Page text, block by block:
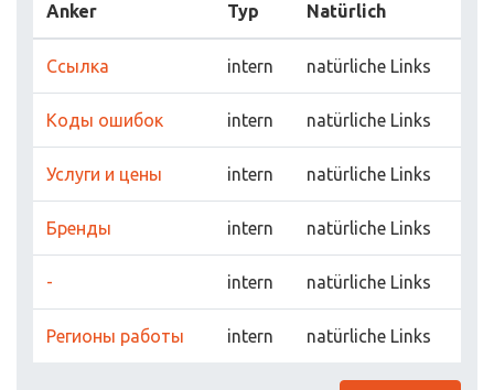
Anker Typ Natürlich
Ссылка intern natürliche Links
Коды ошибок intern natürliche Links
Услуги и цены intern natürliche Links
Бренды intern natürliche Links
- intern natürliche Links
Регионы работы intern natürliche Links